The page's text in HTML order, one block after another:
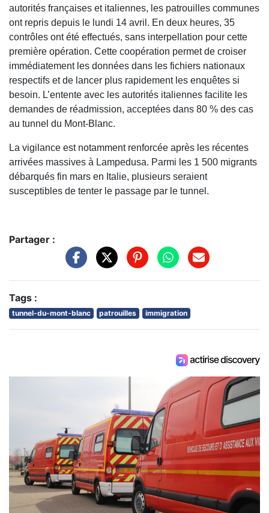
autorités françaises et italiennes, les patrouilles communes
ont repris depuis le lundi 14 avril. En deux heures, 35
contrôles ont été effectués, sans interpellation pour cette
première opération. Cette coopération permet de croiser
immédiatement les données dans les fichiers nationaux
respectifs et de lancer plus rapidement les enquêtes si
besoin. L’entente avec les autorités italiennes facilite les
demandes de réadmission, acceptées dans 80 % des cas
au tunnel du Mont-Blanc.
La vigilance est notamment renforcée après les récentes
arrivées massives à Lampedusa. Parmi les 1 500 migrants
débarqués fin mars en Italie, plusieurs seraient
susceptibles de tenter le passage par le tunnel.
Partager :
Tags :
tunnel-du-mont-blanc patrouilles immigration